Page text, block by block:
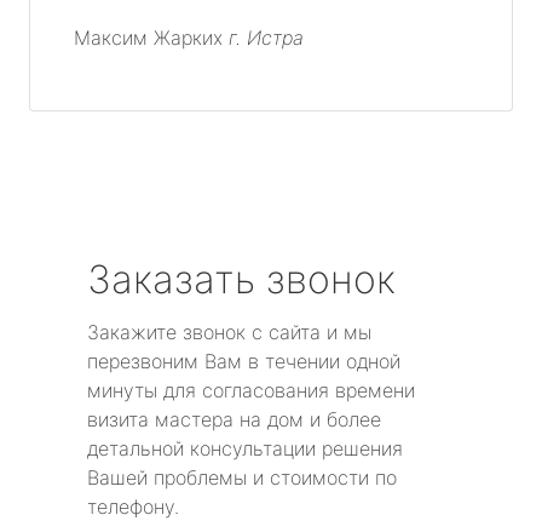
Максим Жарких г. Истра
Заказать звонок
Закажите звонок с сайта и мы
перезвоним Вам в течении одной
минуты для согласования времени
визита мастера на дом и более
детальной консультации решения
Вашей проблемы и стоимости по
телефону.